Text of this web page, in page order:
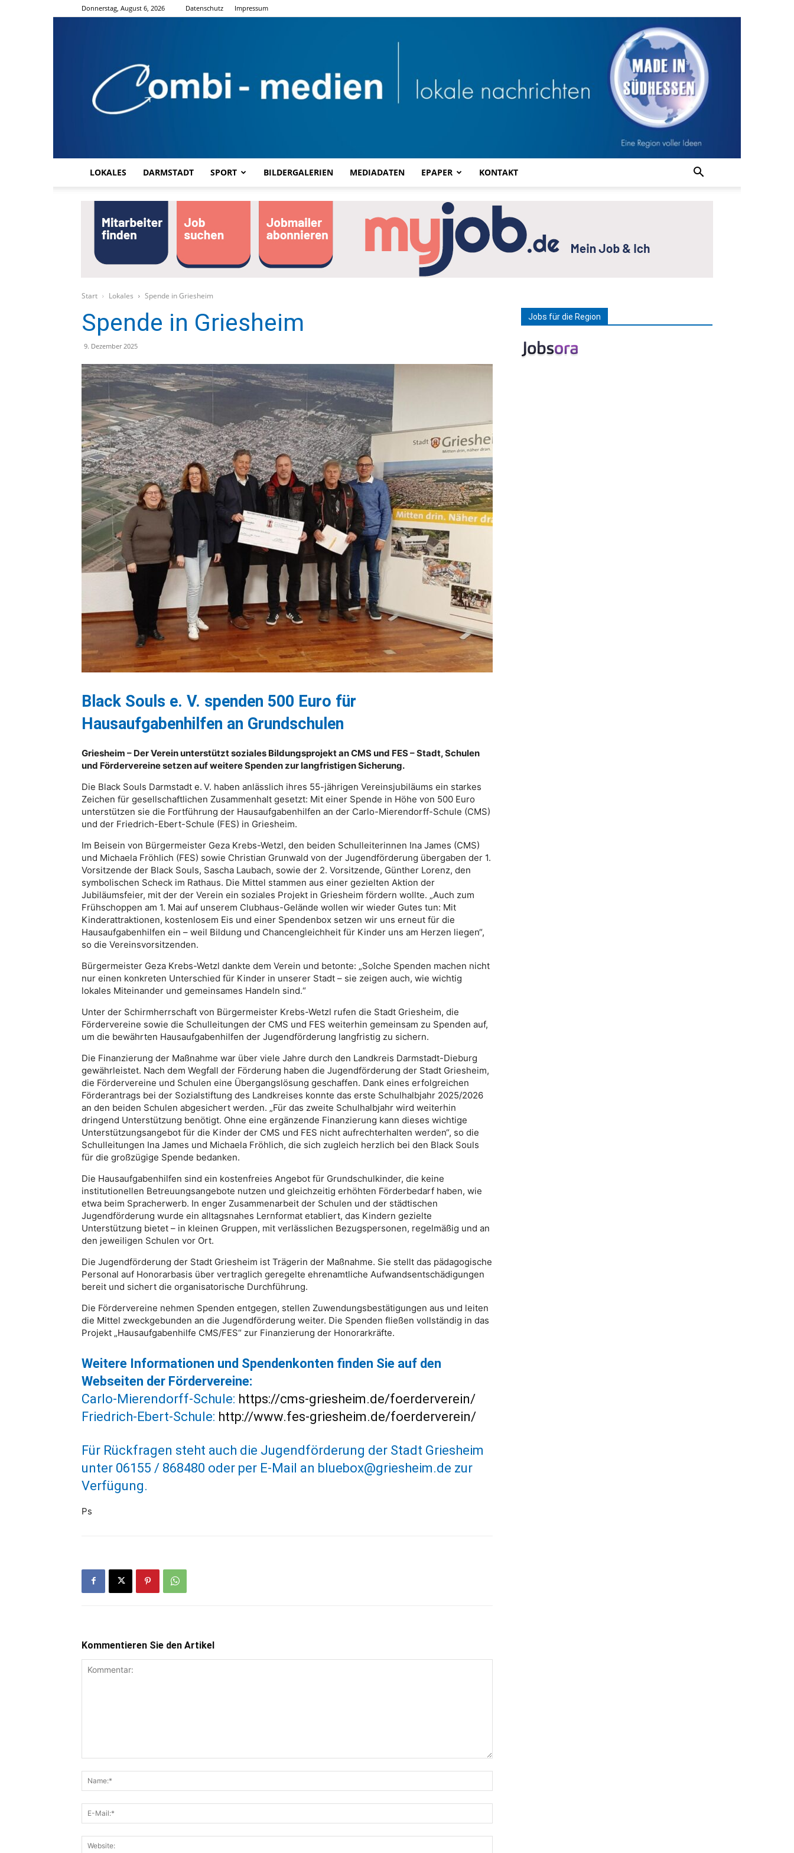
Donnerstag, August 6, 2026 Datenschutz Impressum
LOKALES DARMSTADT SPORT BILDERGALERIEN MEDIADATEN EPAPER KONTAKT
Start Lokales Spende in Griesheim
Spende in Griesheim
9. Dezember 2025
Black Souls e. V. spenden 500 Euro für
Hausaufgabenhilfen an Grundschulen
Griesheim – Der Verein unterstützt soziales Bildungsprojekt an CMS und FES – Stadt, Schulen
und Fördervereine setzen auf weitere Spenden zur langfristigen Sicherung.
Die Black Souls Darmstadt e. V. haben anlässlich ihres 55-jährigen Vereinsjubiläums ein starkes
Zeichen für gesellschaftlichen Zusammenhalt gesetzt: Mit einer Spende in Höhe von 500 Euro
unterstützen sie die Fortführung der Hausaufgabenhilfen an der Carlo-Mierendorff-Schule (CMS)
und der Friedrich-Ebert-Schule (FES) in Griesheim.
Im Beisein von Bürgermeister Geza Krebs-Wetzl, den beiden Schulleiterinnen Ina James (CMS)
und Michaela Fröhlich (FES) sowie Christian Grunwald von der Jugendförderung übergaben der 1.
Vorsitzende der Black Souls, Sascha Laubach, sowie der 2. Vorsitzende, Günther Lorenz, den
symbolischen Scheck im Rathaus. Die Mittel stammen aus einer gezielten Aktion der
Jubiläumsfeier, mit der der Verein ein soziales Projekt in Griesheim fördern wollte. „Auch zum
Frühschoppen am 1. Mai auf unserem Clubhaus-Gelände wollen wir wieder Gutes tun: Mit
Kinderattraktionen, kostenlosem Eis und einer Spendenbox setzen wir uns erneut für die
Hausaufgabenhilfen ein – weil Bildung und Chancengleichheit für Kinder uns am Herzen liegen“,
so die Vereinsvorsitzenden.
Bürgermeister Geza Krebs-Wetzl dankte dem Verein und betonte: „Solche Spenden machen nicht
nur einen konkreten Unterschied für Kinder in unserer Stadt – sie zeigen auch, wie wichtig
lokales Miteinander und gemeinsames Handeln sind.“
Unter der Schirmherrschaft von Bürgermeister Krebs-Wetzl rufen die Stadt Griesheim, die
Fördervereine sowie die Schulleitungen der CMS und FES weiterhin gemeinsam zu Spenden auf,
um die bewährten Hausaufgabenhilfen der Jugendförderung langfristig zu sichern.
Die Finanzierung der Maßnahme war über viele Jahre durch den Landkreis Darmstadt-Dieburg
gewährleistet. Nach dem Wegfall der Förderung haben die Jugendförderung der Stadt Griesheim,
die Fördervereine und Schulen eine Übergangslösung geschaffen. Dank eines erfolgreichen
Förderantrags bei der Sozialstiftung des Landkreises konnte das erste Schulhalbjahr 2025/2026
an den beiden Schulen abgesichert werden. „Für das zweite Schulhalbjahr wird weiterhin
dringend Unterstützung benötigt. Ohne eine ergänzende Finanzierung kann dieses wichtige
Unterstützungsangebot für die Kinder der CMS und FES nicht aufrechterhalten werden“, so die
Schulleitungen Ina James und Michaela Fröhlich, die sich zugleich herzlich bei den Black Souls
für die großzügige Spende bedanken.
Die Hausaufgabenhilfen sind ein kostenfreies Angebot für Grundschulkinder, die keine
institutionellen Betreuungsangebote nutzen und gleichzeitig erhöhten Förderbedarf haben, wie
etwa beim Spracherwerb. In enger Zusammenarbeit der Schulen und der städtischen
Jugendförderung wurde ein alltagsnahes Lernformat etabliert, das Kindern gezielte
Unterstützung bietet – in kleinen Gruppen, mit verlässlichen Bezugspersonen, regelmäßig und an
den jeweiligen Schulen vor Ort.
Die Jugendförderung der Stadt Griesheim ist Trägerin der Maßnahme. Sie stellt das pädagogische
Personal auf Honorarbasis über vertraglich geregelte ehrenamtliche Aufwandsentschädigungen
bereit und sichert die organisatorische Durchführung.
Die Fördervereine nehmen Spenden entgegen, stellen Zuwendungsbestätigungen aus und leiten
die Mittel zweckgebunden an die Jugendförderung weiter. Die Spenden fließen vollständig in das
Projekt „Hausaufgabenhilfe CMS/FES“ zur Finanzierung der Honorarkräfte.
Weitere Informationen und Spendenkonten finden Sie auf den
Webseiten der Fördervereine:
Carlo-Mierendorff-Schule: https://cms-griesheim.de/foerderverein/
Friedrich-Ebert-Schule: http://www.fes-griesheim.de/foerderverein/
Für Rückfragen steht auch die Jugendförderung der Stadt Griesheim
unter 06155 / 868480 oder per E-Mail an bluebox@griesheim.de zur
Verfügung.
Ps
Kommentieren Sie den Artikel
Jobs für die Region